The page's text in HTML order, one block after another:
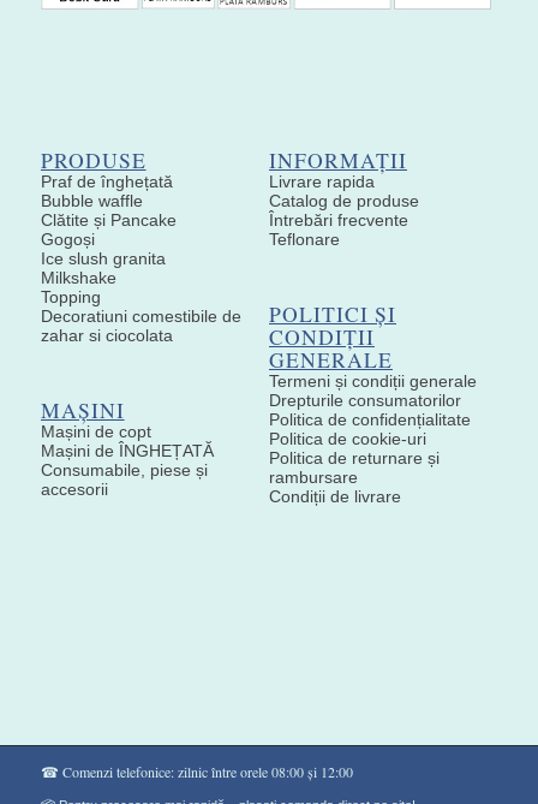
PRODUSE
Praf de înghețată
Bubble waffle
Clătite și Pancake
Gogoși
Ice slush granita
Milkshake
Topping
Decoratiuni comestibile de
zahar si ciocolata
MAȘINI
Mașini de copt
Mașini de ÎNGHEȚATĂ
Consumabile, piese și
accesorii
INFORMAȚII
Livrare rapida
Catalog de produse
Întrebări frecvente
Teflonare
POLITICI ȘI
CONDIȚII
GENERALE
Termeni și condiții generale
Drepturile consumatorilor
Politica de confidențialitate
Politica de cookie-uri
Politica de returnare și
rambursare
Condiții de livrare
☎ Comenzi telefonice: zilnic între orele 08:00 și 12:00